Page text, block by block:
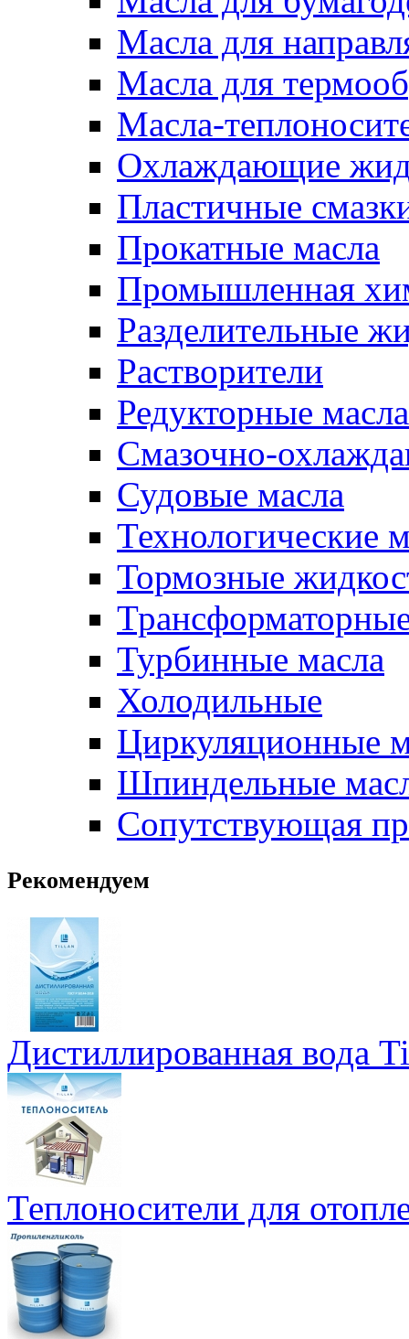
Масла для
Масла для
Масла-
Охлаждающие
Пластичные
Прокатные масла
Промышленная
Разделительные
Растворители
Редукторные масла
Смазочно-
Судовые масла
Технологические
Тормозные
Турбинные масла
Холодильные
Циркуляционные
Шпиндельные
Сопутствующая
Рекомендуем
Дистиллированная вода
Теплоносители для